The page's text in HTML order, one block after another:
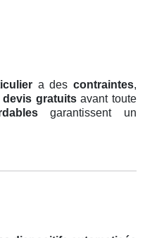
a descontraintes,
devis gratuitsavant toute
garantissent un